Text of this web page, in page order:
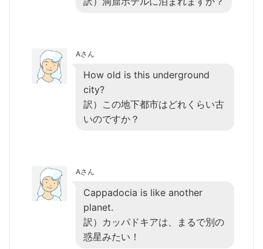
Aさん
How old is this underground
city?
訳）この地下都市はどれくらい古
いのですか？
Aさん
Cappadocia is like another
planet.
訳）カッパドキアは、まるで別の
惑星みたい！